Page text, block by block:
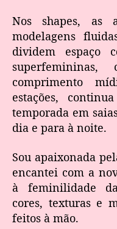
Nos shapes, as
modelagens
dividem espaço
comprimento
estações,
temporada em
dia e para à noite.
Sou apaixonada
encantei com a
à feminilidade
cores, texturas e
feitos à mão.